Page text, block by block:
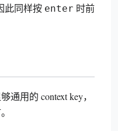
此同样按 enter 时前
用的 context key，